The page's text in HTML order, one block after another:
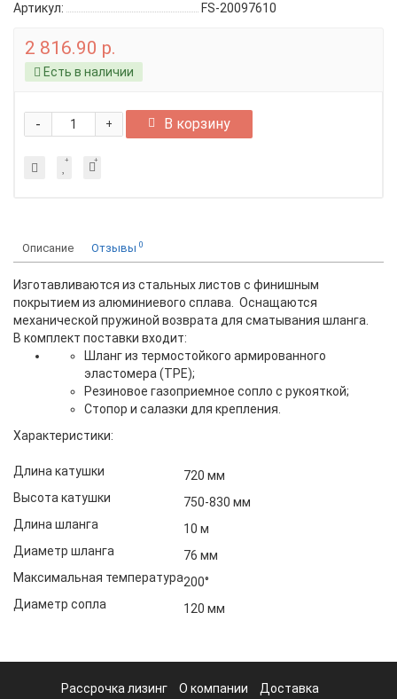
Артикул:
FS-20097610
2 816.90 р.
Есть в наличии
+
- В корзину
Описание Отзывы 0
Изготавливаются из стальных листов с финишным
покрытием из алюминиевого сплава. Оснащаются
механической пружиной возврата для сматывания шланга.
В комплект поставки входит:
Шланг из термостойкого армированного
эластомера (TPE);
Резиновое газоприемное сопло с рукояткой;
Cтопор и салазки для крепления.
Характеристики:
Длина катушки
720 мм
Высота катушки
750-830 мм
Длина шланга
10 м
Диаметр шланга
76 мм
Максимальная температура200°
Диаметр сопла
120 мм
Рассрочка лизинг О компании Доставка